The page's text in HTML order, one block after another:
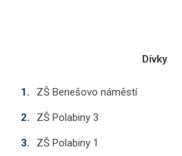
Dívky
ZŠ Benešovo náměstí
ZŠ Polabiny 3
ZŠ Polabiny 1